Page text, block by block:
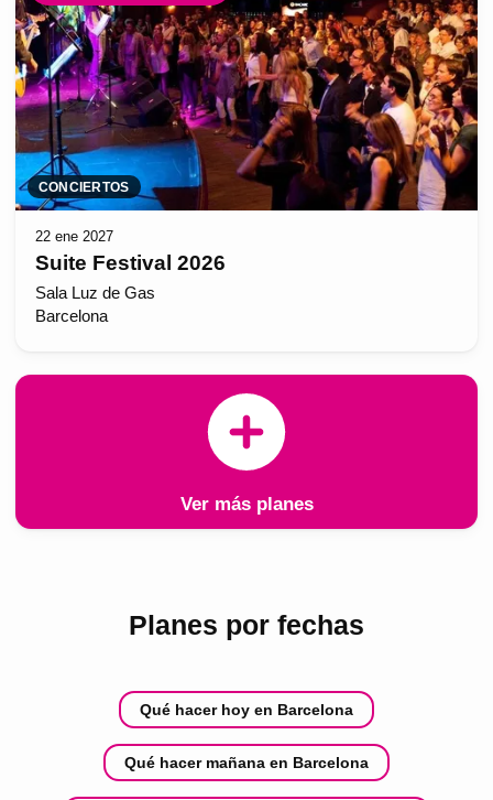
CONCIERTOS
22 ene 2027
Suite Festival 2026
Sala Luz de Gas
Barcelona
Ver más planes
Planes por fechas
Qué hacer hoy en Barcelona
Qué hacer mañana en Barcelona